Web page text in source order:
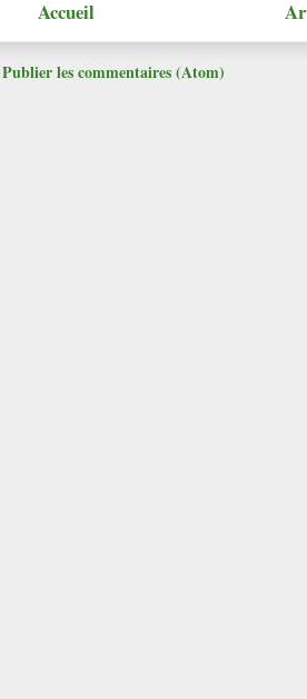
Accueil
Publier les commentaires (Atom)